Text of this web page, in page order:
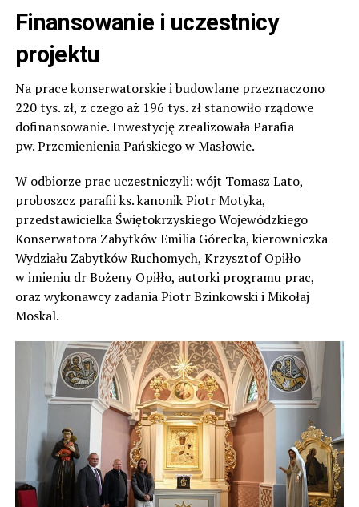
Finansowanie i uczestnicy
projektu
Na prace konserwatorskie i budowlane przeznaczono
220 tys. zł, z czego aż 196 tys. zł stanowiło rządowe
dofinansowanie. Inwestycję zrealizowała Parafia
pw. Przemienienia Pańskiego w Masłowie.
W odbiorze prac uczestniczyli: wójt Tomasz Lato,
proboszcz parafii ks. kanonik Piotr Motyka,
przedstawicielka Świętokrzyskiego Wojewódzkiego
Konserwatora Zabytków Emilia Górecka, kierowniczka
Wydziału Zabytków Ruchomych, Krzysztof Opiłło
w imieniu dr Bożeny Opiłło, autorki programu prac,
oraz wykonawcy zadania Piotr Bzinkowski i Mikołaj
Moskal.